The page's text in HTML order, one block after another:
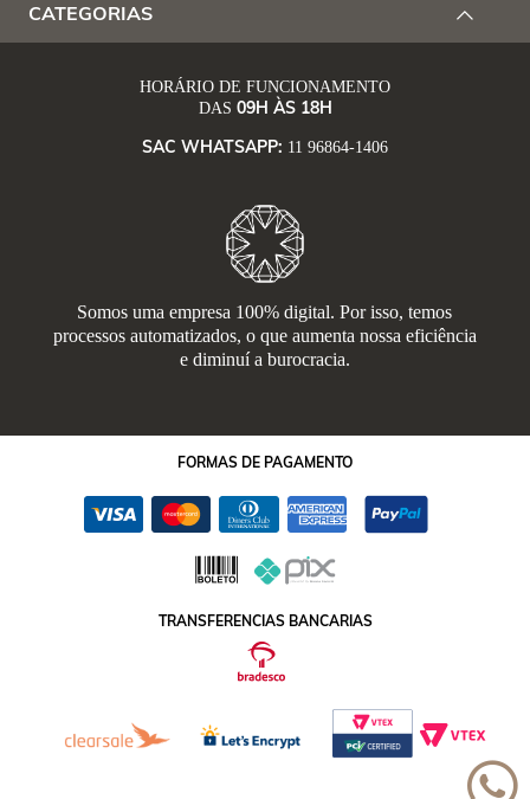
CATEGORIAS
HORÁRIO DE FUNCIONAMENTO
DAS 09H ÀS 18H
SAC WHATSAPP: 11 96864-1406
Somos uma empresa 100% digital. Por isso, temos
processos automatizados, o que aumenta nossa eficiência
e diminuí a burocracia.
FORMAS DE PAGAMENTO
TRANSFERENCIAS BANCARIAS